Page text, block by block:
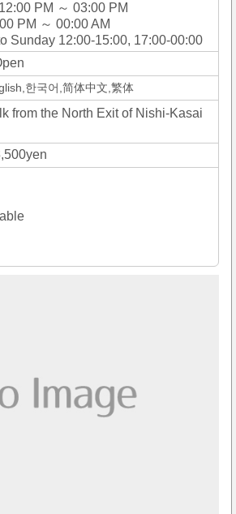
PM ～ 03:00 PM
PM ～ 00:00 AM
Sunday 12:00-15:00, 17:00-00:00
한국어,简体中文,繁体
from the North Exit of Nishi-Kasai